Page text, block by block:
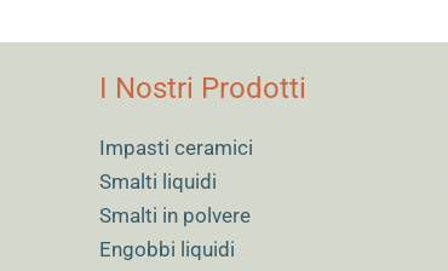
I Nostri Prodotti
Impasti ceramici
Smalti liquidi
Smalti in polvere
Engobbi liquidi